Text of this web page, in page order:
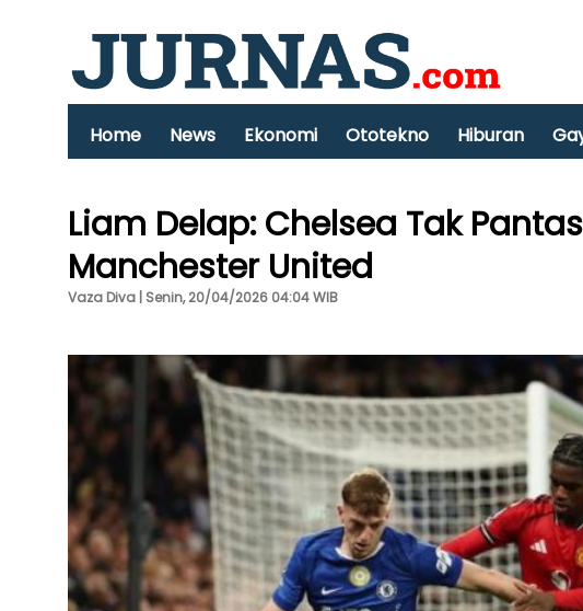
Home News Ekonomi Ototekno Hiburan
Liam Delap: Chelsea Tak
Manchester United
Vaza Diva | Senin, 20/04/2026 04:04 WIB